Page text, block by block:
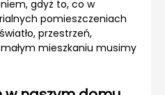
gdyż to, co w
pomieszczeniach
przestrzeń,
mieszkaniu musimy